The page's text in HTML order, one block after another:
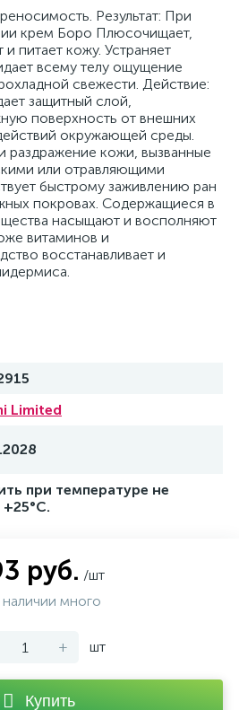
Результат: При
крем Боро Плюсочищает,
и питает кожу. Устраняет
всему телу ощущение
свежести. Действие:
защитный слой,
поверхность от внешних
окружающей среды.
раздражение кожи, вызванные
или отравляющими
быстрому заживлению ран
покровах. Содержащиеся в
насыщают и восполняют
витаминов и
восстанавливает и
Limited
при температуре не
руб. /шт
наличии много
+ шт
Купить